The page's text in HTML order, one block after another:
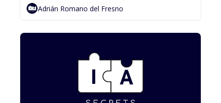
Adrián Romano del Fresno